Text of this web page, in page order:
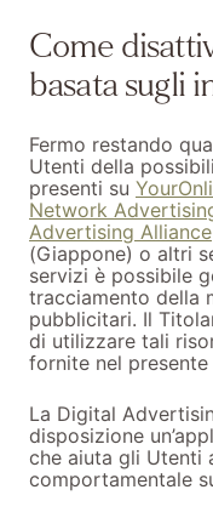
Come
basata sugli
Fermo restando
Utenti della
presenti su
Network
Advertising Alliance
(Giappone) o altri
servizi è possibile
tracciamento della
pubblicitari. Il
di utilizzare tali
fornite nel
La Digital
disposizione
che aiuta gli Utenti
comportamentale